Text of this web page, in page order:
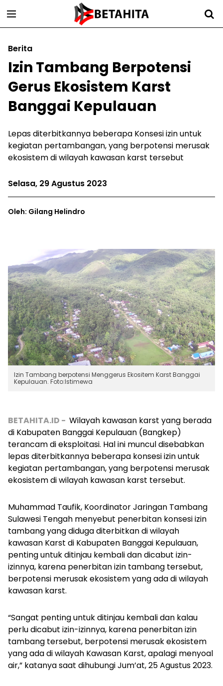
Berita
Izin Tambang Berpotensi
Gerus Ekosistem Karst
Banggai Kepulauan
Lepas diterbitkannya beberapa Konsesi izin untuk
kegiatan pertambangan, yang berpotensi merusak
ekosistem di wilayah kawasan karst tersebut
Selasa, 29 Agustus 2023
Oleh: Gilang Helindro
Izin Tambang berpotensi Menggerus Ekositem Karst Banggai
Kepulauan. Foto:Istimewa
BETAHITA.ID - Wilayah kawasan karst yang berada
di Kabupaten Banggai Kepulauan (Bangkep)
terancam di eksploitasi. Hal ini muncul disebabkan
lepas diterbitkannya beberapa konsesi izin untuk
kegiatan pertambangan, yang berpotensi merusak
ekosistem di wilayah kawasan karst tersebut.
Muhammad Taufik, Koordinator Jaringan Tambang
Sulawesi Tengah menyebut penerbitan konsesi izin
tambang yang diduga diterbitkan di wilayah
kawasan Karst di Kabupaten Banggai Kepulauan,
penting untuk ditinjau kembali dan dicabut izin-
izinnya, karena penerbitan izin tambang tersebut,
berpotensi merusak ekosistem yang ada di wilayah
kawasan karst.
“Sangat penting untuk ditinjau kembali dan kalau
perlu dicabut izin-izinnya, karena penerbitan izin
tambang tersebut, berpotensi merusak ekosistem
yang ada di wilayah Kawasan Karst, apalagi menyoal
air,” katanya saat dihubungi Jum’at, 25 Agustus 2023.